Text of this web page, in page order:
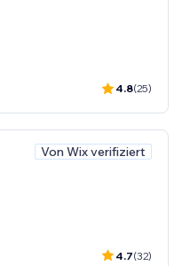
4.8(25)
Von Wix verifiziert
4.7(32)